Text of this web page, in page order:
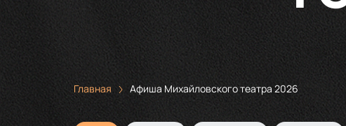
Главная Афиша Михайловского театра 2026